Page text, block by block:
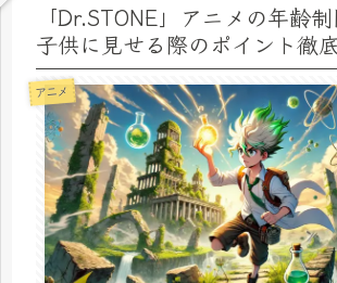
「Dr.STONE」アニメの年齢
子供に見せる際のポイント徹
アニメ